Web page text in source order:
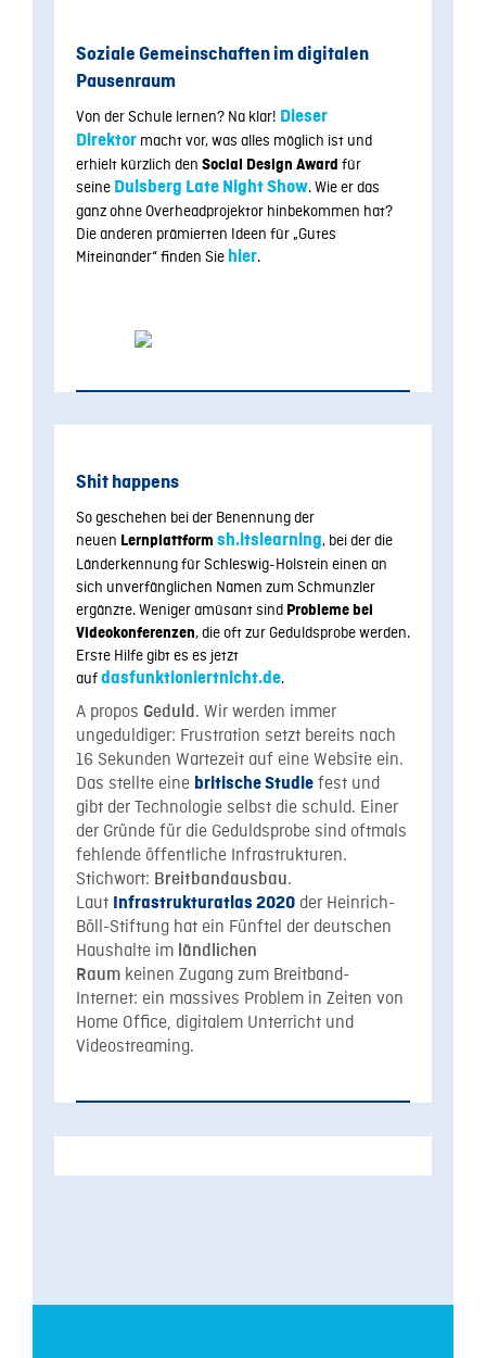
Soziale Gemeinschaften im digitalen
Pausenraum
Von der Schule lernen? Na klar! Dieser
Direktor macht vor, was alles möglich ist und
erhielt kürzlich den Social Design Award für
seine Dulsberg Late Night Show. Wie er das
ganz ohne Overheadprojektor hinbekommen hat?
Die anderen prämierten Ideen für „Gutes
Miteinander“ finden Sie hier.
Shit happens
So geschehen bei der Benennung der
neuen Lernplattform sh.itslearning, bei der die
Länderkennung für Schleswig-Holstein einen an
sich unverfänglichen Namen zum Schmunzler
ergänzte. Weniger amüsant sind Probleme bei
Videokonferenzen, die oft zur Geduldsprobe werden.
Erste Hilfe gibt es es jetzt
aufdasfunktioniertnicht.de.
A propos Geduld . Wir werden immer
ungeduldiger: Frustration setzt bereits nach
16 Sekunden Wartezeit auf eine Website ein.
Das stellte eine britische Studie fest und
gibt der Technologie selbst die schuld. Einer
der Gründe für die Geduldsprobe sind oftmals
fehlende öffentliche Infrastrukturen.
Stichwort: Breitbandausbau.
Laut Infrastrukturatlas 2020 der Heinrich-
Böll-Stiftung hat ein Fünftel der deutschen
Haushalte im ländlichen
Raum keinen Zugang zum Breitband-
Internet: ein massives Problem in Zeiten von
Home Office, digitalem Unterricht und
Videostreaming.